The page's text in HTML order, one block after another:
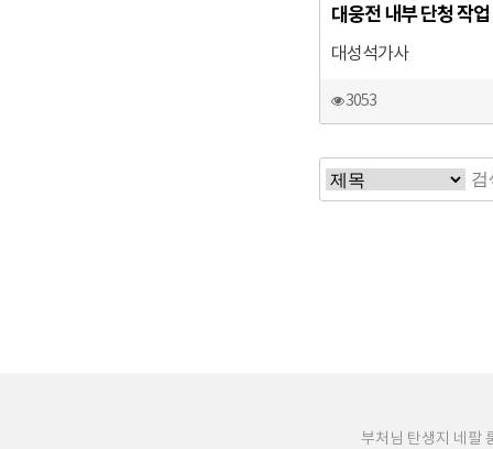
대웅전 내부 단청 작업
대성석가사
3053
부처님 탄생지 네팔